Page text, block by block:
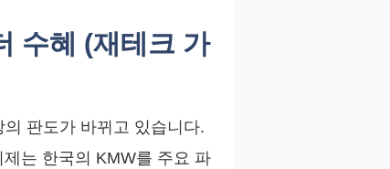
수혜 (재테크 가
의 판도가 바뀌고 있습니다.
는 한국의 KMW를 주요 파